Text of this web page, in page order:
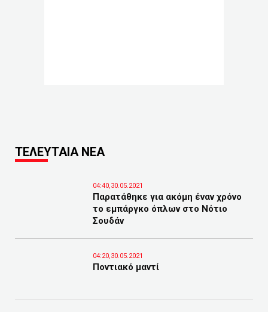
ΤΕΛΕΥΤΑΙΑ ΝΕΑ
04:40,30.05.2021
Παρατάθηκε για ακόμη έναν χρόνο
το εμπάργκο όπλων στο Νότιο
Σουδάν
04:20,30.05.2021
Ποντιακό μαντί